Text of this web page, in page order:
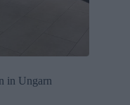
in Ungarn